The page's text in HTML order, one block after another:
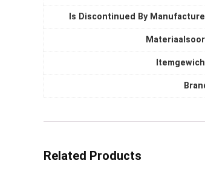
Is Discontinued By
Related Products